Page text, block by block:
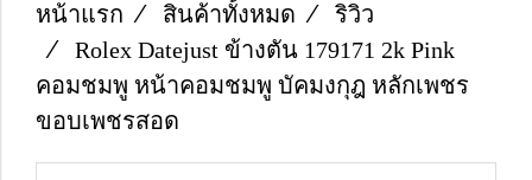
หน้าแรก สินค้าทั้งหมด
ริวิว
Rolex Datejust ข้างตัน 179171 2k Pink
คอมชมพู หน้าคอมชมพู บัคมงกุฎ หลักเพชร
ขอบเพชรสอด